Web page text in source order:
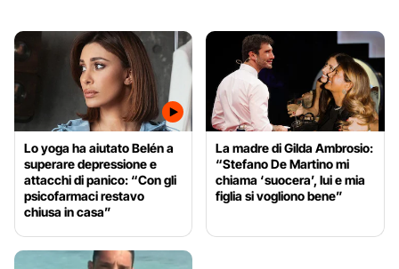
Lo yoga ha aiutato Belén a
superare depressione e
attacchi di panico: “Con gli
psicofarmaci restavo
chiusa in casa”
La madre di Gilda Ambrosio:
“Stefano De Martino mi
chiama ‘suocera’, lui e mia
figlia si vogliono bene”